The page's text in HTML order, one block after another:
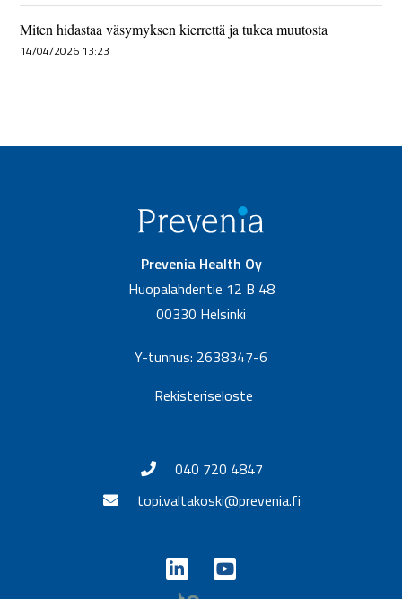
Miten hidastaa väsymyksen kierrettä ja tukea muutosta
14/04/2026 13:23
Prevenia Health Oy
Huopalahdentie 12 B 48
00330 Helsinki
Y-tunnus: 2638347-6
Rekisteriseloste
040 720 4847
topi.valtakoski@prevenia.fi